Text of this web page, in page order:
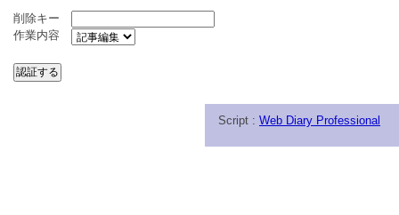
削除キー
作業内容
Script : Web Diary Professional